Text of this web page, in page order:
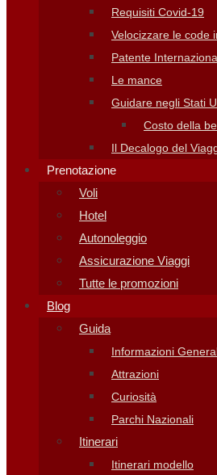
Requisiti Covid-19
Velocizzare le code
Patente
Le mance
Guidare negli Stati
Costo della
Il Decalogo del
Prenotazione
Voli
Hotel
Autonoleggio
Assicurazione Viaggi
Tutte le promozioni
Blog
Guida
Informazioni
Attrazioni
Curiosità
Parchi Nazionali
Itinerari
Itinerari modello